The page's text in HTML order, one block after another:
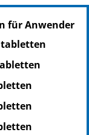
für Anwender